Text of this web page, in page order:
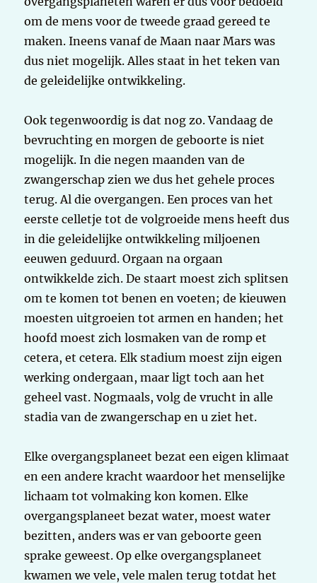
om de mens voor de tweede graad gereed te
maken. Ineens vanaf de Maan naar Mars was
dus niet mogelijk. Alles staat in het teken van
de geleidelijke ontwikkeling.
Ook tegenwoordig is dat nog zo. Vandaag de
bevruchting en morgen de geboorte is niet
mogelijk. In die negen maanden van de
zwangerschap zien we dus het gehele proces
terug. Al die overgangen. Een proces van het
eerste celletje tot de volgroeide mens heeft dus
in die geleidelijke ontwikkeling miljoenen
eeuwen geduurd. Orgaan na orgaan
ontwikkelde zich. De staart moest zich splitsen
om te komen tot benen en voeten; de kieuwen
moesten uitgroeien tot armen en handen; het
hoofd moest zich losmaken van de romp et
cetera, et cetera. Elk stadium moest zijn eigen
werking ondergaan, maar ligt toch aan het
geheel vast. Nogmaals, volg de vrucht in alle
stadia van de zwangerschap en u ziet het.
Elke overgangsplaneet bezat een eigen klimaat
en een andere kracht waardoor het menselijke
lichaam tot volmaking kon komen. Elke
overgangsplaneet bezat water, moest water
bezitten, anders was er van geboorte geen
sprake geweest. Op elke overgangsplaneet
kwamen we vele, vele malen terug totdat het